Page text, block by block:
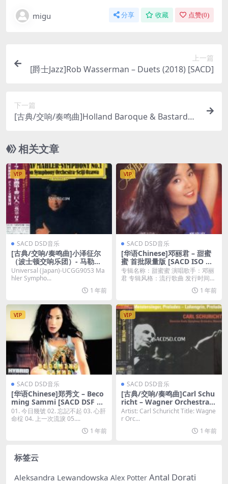
migu 分享 收藏 点赞(0)
上一篇
[爵士Jazz]Rob Wasserman – Duets (2018) [SACD]
下一篇
[古典/交响/奏鸣曲]Holland Baroque & Bastarda T
相关文章
VIP
SACD DSD音乐
[古典/交响/奏鸣曲]小泽征尔
（波士顿交响乐团）- 马勒第
一交响曲[SACD DSF DSD64]
Universal (Japan)-UCGG9053 Ma
hler Sympho...
1 年前
VIP
SACD DSD音乐
[华语Chinese]邓丽君 – 甜蜜
蜜 首批限量版 [SACD ISO 百
度云]
专辑名称：甜蜜蜜 演唱歌手：邓丽
君 专辑风格：流行歌曲 发行时间：
1 年前
VIP
SACD DSD音乐
[华语Chinese]郑秀文 – Beco
ming Sammi [SACD DSF 百
度云]
01. 今日幾號 02. 忘記不起 03. 心肝
命椗 04. 上一次流淚 05....
1 年前
VIP
SACD DSD音乐
[古典/交响/奏鸣曲]Carl Schu
richt – Wagner Orchestral
Works [SACD ISO DSD64]
Artist: Carl Schuricht Title: Wagne
r Orc...
1 年前
标签云
Aleksandra Lewandowska Alex Potter Antal Dorati